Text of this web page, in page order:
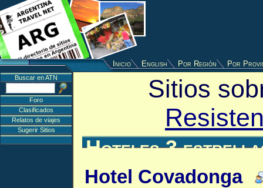
Inicio English Por Región Por
Sitios
Hoteles 3
Hotel Covadonga
Buscar en ATN
Foro
Clasificados
Relatos de viajes
Sugerir Sitios